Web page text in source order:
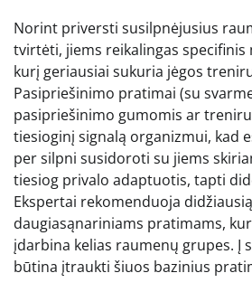
Norint priversti susilpnėjusius
tvirtėti, jiems reikalingas specifinis
kurį geriausiai sukuria jėgos
Pasipriešinimo pratimai (su
pasipriešinimo gumomis ar
tiesioginį signalą organizmui, kad
per silpni susidoroti su jiems
tiesiog privalo adaptuotis, tapti
Ekspertai rekomenduoja
daugiasąnariniams pratimams,
įdarbina kelias raumenų grupes. Į
būtina įtraukti šiuos bazinius